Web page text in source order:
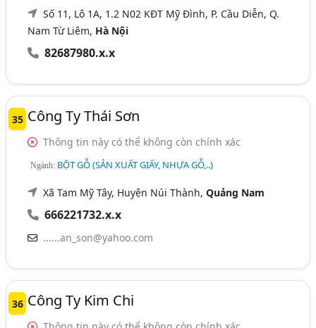
Số 11, Lô 1A, 1.2 N02 KĐT Mỹ Đình, P. Cầu Diễn, Q.
Nam Từ Liêm, Hà Nội
82687980.x.x
35 Công Ty Thái Sơn
Thông tin này có thể không còn chính xác
Ngành: BỘT GỖ (SẢN XUẤT GIẤY, NHỰA GỖ,..)
Xã Tam Mỹ Tây, Huyện Núi Thành,Quảng Nam
666221732.x.x
......an_son@yahoo.com
36 Công Ty Kim Chi